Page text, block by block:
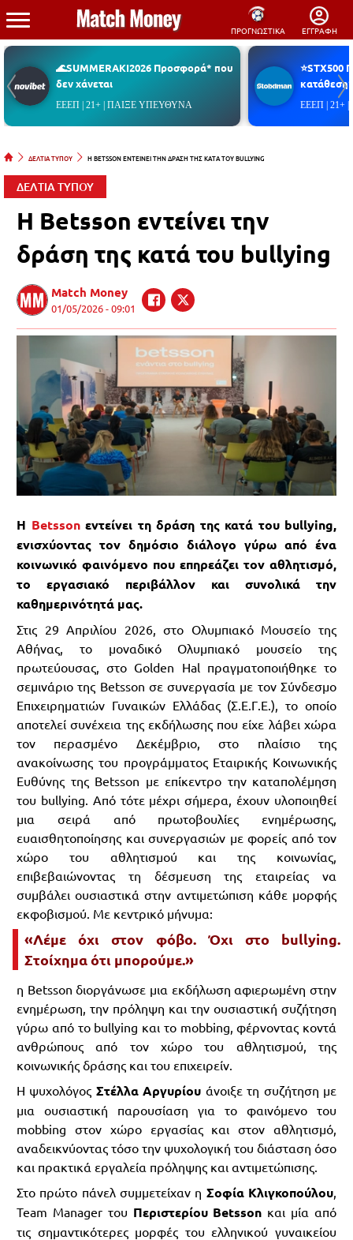
ΠΡΟΓΝΩΣΤΙΚΑ ΕΓΓΡΑΦΗ
🌊SUMMERAKI2026 Προσφορά* που
δεν χάνεται
ΕΕΕΠ | 21+ | ΠΑΙΞΕ ΥΠΕΥΘΥΝΑ
⭐STX500
ΕΕΕΠ | 21+
ΔΕΛΤΙΑ ΤΥΠΟΥ Η BETSSON ΕΝΤΕΙΝΕΙ ΤΗΝ ΔΡΑΣΗ ΤΗΣ ΚΑΤΑ ΤΟΥ BULLYING
ΔΕΛΤΙΑ ΤΥΠΟΥ
Η Betsson εντείνει την
δράση της κατά του bullying
Match Money
01/05/2026 - 09:01
Η Betssonεντείνει τη δράση της κατά του bullying,
ενισχύοντας τον δημόσιο διάλογο γύρω από ένα
κοινωνικό φαινόμενο που επηρεάζει τον αθλητισμό,
το εργασιακό περιβάλλον και συνολικά την
καθημερινότητά μας.
Στις 29 Απριλίου 2026, στο Ολυμπιακό Μουσείο της
Αθήνας, το μοναδικό Ολυμπιακό μουσείο της
πρωτεύουσας, στο Golden Hal πραγματοποιήθηκε το
σεμινάριο της Betsson σε συνεργασία με τον Σύνδεσμο
Επιχειρηματιών Γυναικών Ελλάδας (Σ.Ε.Γ.Ε.), το οποίο
αποτελεί συνέχεια της εκδήλωσης που είχε λάβει χώρα
τον περασμένο Δεκέμβριο, στο πλαίσιο της
ανακοίνωσης του προγράμματος Εταιρικής Κοινωνικής
Ευθύνης της Betsson με επίκεντρο την καταπολέμηση
του bullying. Από τότε μέχρι σήμερα, έχουν υλοποιηθεί
μια σειρά από πρωτοβουλίες ενημέρωσης,
ευαισθητοποίησης και συνεργασιών με φορείς από τον
χώρο του αθλητισμού και της κοινωνίας,
επιβεβαιώνοντας τη δέσμευση της εταιρείας να
συμβάλει ουσιαστικά στην αντιμετώπιση κάθε μορφής
εκφοβισμού. Με κεντρικό μήνυμα:
«Λέμε όχι στον φόβο. Όχι στο bullying.
Στοίχημα ότι μπορούμε.»
η Betsson διοργάνωσε μια εκδήλωση αφιερωμένη στην
ενημέρωση, την πρόληψη και την ουσιαστική συζήτηση
γύρω από το bullying και το mobbing, φέρνοντας κοντά
ανθρώπους από τον χώρο του αθλητισμού, της
κοινωνικής δράσης και του επιχειρείν.
Η ψυχολόγος Στέλλα Αργυρίου άνοιξε τη συζήτηση με
μια ουσιαστική παρουσίαση για το φαινόμενο του
mobbing στον χώρο εργασίας και στον αθλητισμό,
αναδεικνύοντας τόσο την ψυχολογική του διάσταση όσο
και πρακτικά εργαλεία πρόληψης και αντιμετώπισης.
Στο πρώτο πάνελ συμμετείχαν η Σοφία Κλιγκοπούλου,
Team Manager του Περιστερίου Βetsson και μία από
τις σημαντικότερες μορφές του ελληνικού γυναικείου